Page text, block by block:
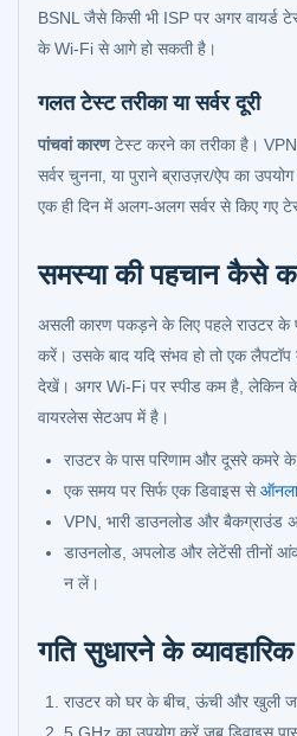
BSNL जैसे किसी भी ISP पर अगर वायर्ड
के Wi-Fi से आगे हो सकती है।
गलत टेस्ट तरीका या सर्वर दूरी
पांचवां कारणटेस्ट करने का तरीका है। VPN
सर्वर चुनना, या पुराने ब्राउज़र/ऐप का
एक ही दिन में अलग-अलग सर्वर से किए गए
समस्या की पहचान कैसे
असली कारण पकड़ने के लिए पहले राउटर के
करें। उसके बाद यदि संभव हो तो एक
देखें। अगर Wi-Fi पर स्पीड कम है, लेकिन
वायरलेस सेटअप में है।
राउटर के पास परिणाम और दूसरे कमरे के
एक समय पर सिर्फ एक डिवाइस से
VPN, भारी डाउनलोड और
डाउनलोड, अपलोड और लेटेंसी तीनों
न लें।
गति सुधारने के
राउटर को घर के बीच, ऊंची और खुली